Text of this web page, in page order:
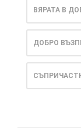
ВЯРАТА В
ДОБРО